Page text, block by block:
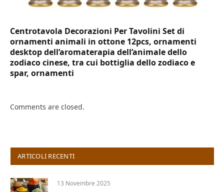
Centrotavola Decorazioni Per Tavolini Set di
ornamenti animali in ottone 12pcs, ornamenti
desktop dell’aromaterapia dell’animale dello
zodiaco cinese, tra cui bottiglia dello zodiaco e
spar, ornamenti
Comments are closed.
ARTICOLI RECENTI
13 Novembre 2025